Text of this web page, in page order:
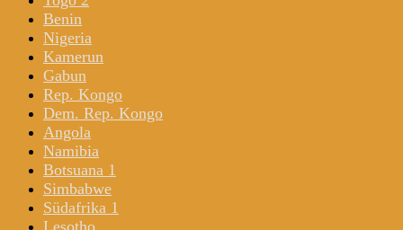
Benin
Nigeria
Kamerun
Gabun
Rep. Kongo
Dem. Rep. Kongo
Angola
Namibia
Botsuana 1
Simbabwe
Südafrika 1